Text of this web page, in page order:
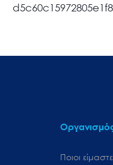
Ποιοι είμαστε